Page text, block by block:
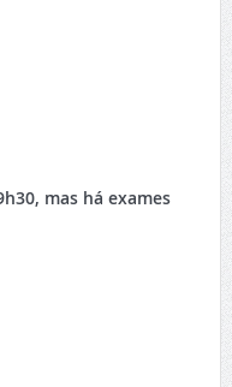
mas há exames